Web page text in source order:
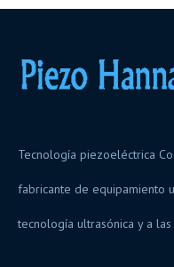
Tecnología piezoeléctrica
fabricante de equipamiento
tecnología ultrasónica